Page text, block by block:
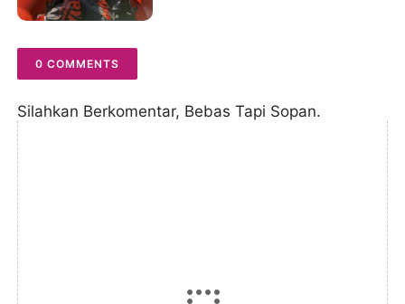
0 COMMENTS
Silahkan Berkomentar, Bebas Tapi Sopan.